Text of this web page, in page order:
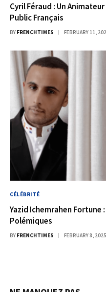
Cyril Féraud : Un
Public Français
BY FRENCHTIMES FEBRUARY 11,
CÉLÉBRITÉ
Yazid Ichemrahen Fortune
Polémiques
BY FRENCHTIMES FEBRUARY 8, 2025